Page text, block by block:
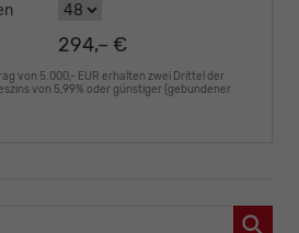
294,– €
von 5.000,- EUR erhalten zwei Drittel der
von 5,99% oder günstiger (gebundener